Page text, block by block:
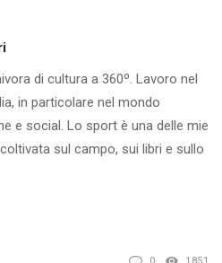
di cultura a 360º. Lavoro nel
in particolare nel mondo
e social. Lo sport è una delle mie
sul campo, sui libri e sullo
0 1851